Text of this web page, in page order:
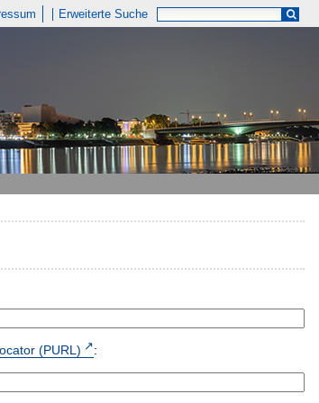
Erweiterte Suche
(PURL) :